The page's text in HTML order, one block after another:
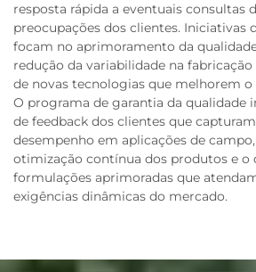
resposta rápida a eventuais consultas
preocupações dos clientes. Iniciativas
focam no aprimoramento da
redução da variabilidade na
de novas tecnologias que melhorem o
O programa de garantia da qualidade
de feedback dos clientes que
desempenho em aplicações de
otimização contínua dos produtos e o
formulações aprimoradas que
exigências dinâmicas do mercado.